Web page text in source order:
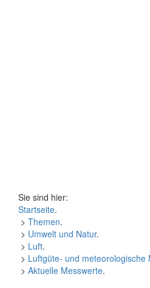
Sie sind hier:
Startseite.
> Themen.
> Umwelt und Natur.
> Luft.
> Luftgüte- und meteorologische
> Aktuelle Messwerte.